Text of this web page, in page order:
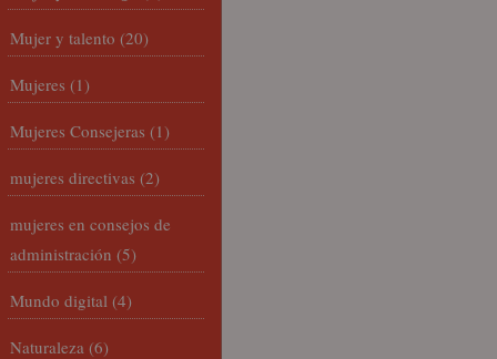
Mujer y talento (20)
Mujeres (1)
Mujeres Consejeras (1)
mujeres directivas (2)
mujeres en consejos de
administración (5)
Mundo digital (4)
Naturaleza (6)